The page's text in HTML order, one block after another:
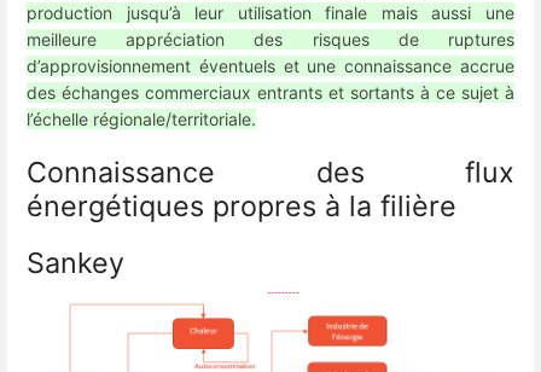
production jusqu’à leur utilisation finale mais aussi une
meilleure appréciation des risques de ruptures
d’approvisionnement éventuels et une connaissance accrue
des échanges commerciaux entrants et sortants à ce sujet à
l’échelle régionale/territoriale.
Connaissance des flux
énergétiques propres à la filière
Sankey